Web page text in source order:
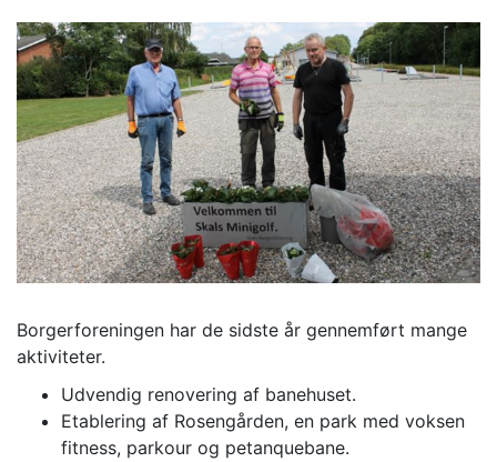
Borgerforeningen har de sidste år gennemført mange
aktiviteter.
Udvendig renovering af banehuset.
Etablering af Rosengården, en park med voksen
fitness, parkour og petanquebane.